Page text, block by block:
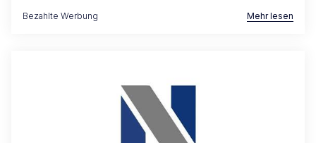
Bezahlte Werbung Mehr lesen